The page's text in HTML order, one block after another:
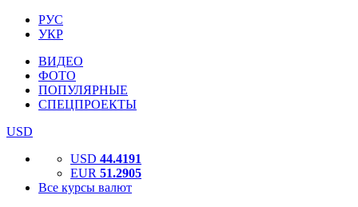
РУС
УКР
ВИДЕО
ФОТО
ПОПУЛЯРНЫЕ
СПЕЦПРОЕКТЫ
USD
USD 44.4191
EUR 51.2905
Все курсы валют